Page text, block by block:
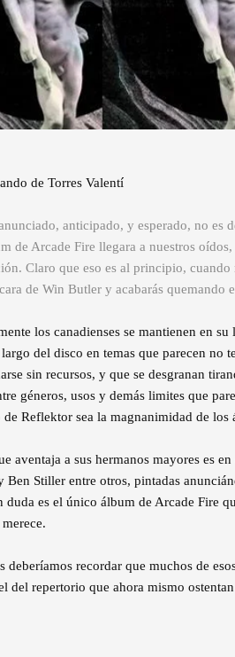
de Torres Valentí
anticipado, y esperado, no
de Arcade Fire llegara a nuestros
Claro que eso es al principio,
de Win Butler y acabarás quemando
los canadienses se mantienen en
del disco en temas que parecen no
sin recursos, y que se desgranan
géneros, usos y demás limites que
Reflektor sea la magnanimidad de los
aventaja a sus hermanos mayores es
Ben Stiller entre otros, pintadas
duda es el único álbum de Arcade Fire
deberíamos recordar que muchos de
del repertorio que ahora mismo ostentan